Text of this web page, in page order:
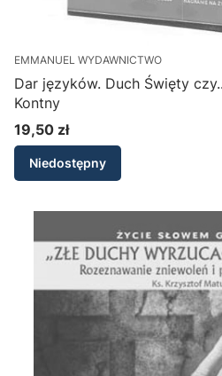
EMMANUEL WYDAWNICTWO
Dar języków. Duch Święty
Kontny
Cena
19,50 zł
Niedostępny